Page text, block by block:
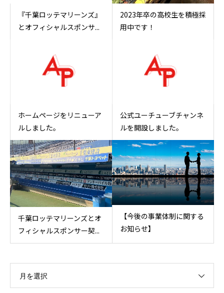
『千葉ロッテマリーンズ』
とオフィシャルスポンサ...
2023年卒の高校生を積極採
用中です！
ホームページをリニューア
ルしました。
公式ユーチューブチャンネ
ルを開設しました。
千葉ロッテマリーンズとオ
フィシャルスポンサー契...
【今後の事業体制に関する
お知らせ】
月を選択